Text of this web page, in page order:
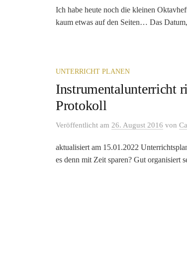
Ich habe heute noch die kleinen
kaum etwas auf den Seiten… Das
UNTERRICHT PLANEN
Instrumentalunterricht
Protokoll
Veröffentlicht am 26. August 2016 von
aktualisiert am 15.01.2022
es denn mit Zeit sparen? Gut organisiert